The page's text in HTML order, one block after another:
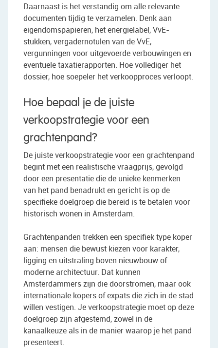
Daarnaast is het verstandig om alle relevante
documenten tijdig te verzamelen. Denk aan
eigendomspapieren, het energielabel, VvE-
stukken, vergadernotulen van de VvE,
vergunningen voor uitgevoerde verbouwingen en
eventuele taxatierapporten. Hoe vollediger het
dossier, hoe soepeler het verkoopproces verloopt.
Hoe bepaal je de juiste
verkoopstrategie voor een
grachtenpand?
De juiste verkoopstrategie voor een grachtenpand
begint met een realistische vraagprijs, gevolgd
door een presentatie die de unieke kenmerken
van het pand benadrukt en gericht is op de
specifieke doelgroep die bereid is te betalen voor
historisch wonen in Amsterdam.
Grachtenpanden trekken een specifiek type koper
aan: mensen die bewust kiezen voor karakter,
ligging en uitstraling boven nieuwbouw of
moderne architectuur. Dat kunnen
Amsterdammers zijn die doorstromen, maar ook
internationale kopers of expats die zich in de stad
willen vestigen. Je verkoopstrategie moet op deze
doelgroep zijn afgestemd, zowel in de
kanaalkeuze als in de manier waarop je het pand
presenteert.